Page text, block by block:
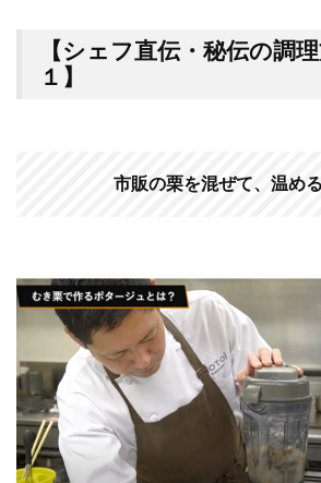
【シェフ直伝・秘伝の調
１】
市販の栗を混ぜて、温め